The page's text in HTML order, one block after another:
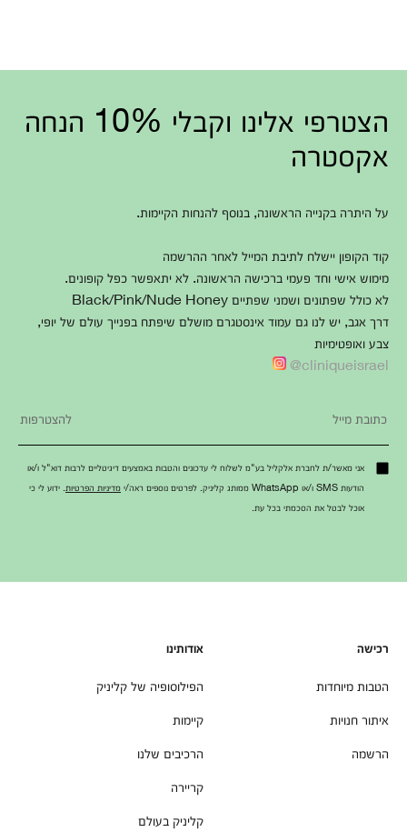
הצטרפי אלינו וקבלי 10% הנחה
אקסטרה
על היתרה בקנייה הראשונה, בנוסף להנחות הקיימות.
קוד הקופון יישלח לתיבת המייל לאחר ההרשמה
מימוש אישי וחד פעמי ברכישה הראשונה. לא יתאפשר כפל קופונים.
לא כולל שפתונים ושמני שפתיים Black/Pink/Nude Honey
דרך אגב, יש לנו גם עמוד אינסטגרם מושלם שיפתח בפנייך עולם של יופי,
צבע ואופטימיות
cliniqueisrael@
אני מאשר/ת לחברת אלקליל בע"מ לשלוח לי עדכונים והטבות באמצעים דיגיטליים לרבות דוא"ל ו/או
הודעות SMS ו/או WhatsApp ממותג קליניק. לפרטים נוספים ראה/י
מדיניות הפרטיות . ידוע לי כי
אוכל לבטל את הסכמתי בכל עת.
רכישה
הטבות מיוחדות
איתור חנויות
הרשמה
אודותינו
הפילוסופיה של קליניק
קיימות
הרכיבים שלנו
קריירה
קליניק בעולם